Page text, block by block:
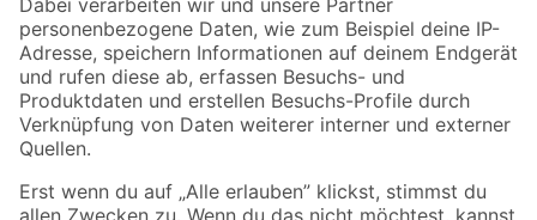
Zahlungsarten Versandarten
Sicher einkaufen
Jetzt die toom-App herunterladen